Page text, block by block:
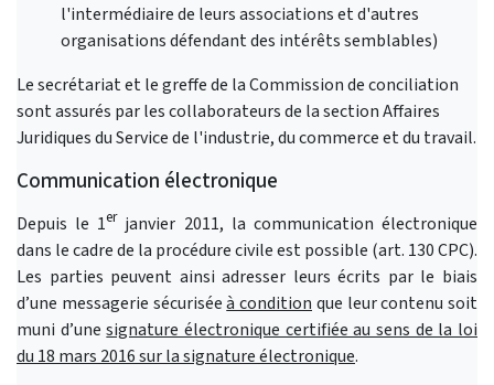
l'intermédiaire de leurs associations et d'autres
organisations défendant des intérêts semblables)
Le secrétariat et le greffe de la Commission de conciliation
sont assurés par les collaborateurs de la section Affaires
Juridiques du Service de l'industrie, du commerce et du travail.
Communication électronique
Depuis le 1er janvier 2011, la communication électronique
dans le cadre de la procédure civile est possible (art. 130 CPC).
Les parties peuvent ainsi adresser leurs écrits par le biais
d’une messagerie sécuriséeà condition que leur contenu soit
muni d’unesignature électronique certifiée au sens de la loi
du 18 mars 2016 sur la signature électronique.